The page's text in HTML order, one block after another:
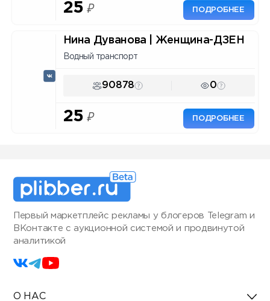
25 ₽ ПОДРОБНЕЕ
Нина Дуванова | Женщина-ДЗЕН
Водный транспорт
90878 0
25 ₽ ПОДРОБНЕЕ
Первый маркетплейс рекламы у блогеров Telegram и
ВКонтакте с аукционной системой и продвинутой
аналитикой
О НАС